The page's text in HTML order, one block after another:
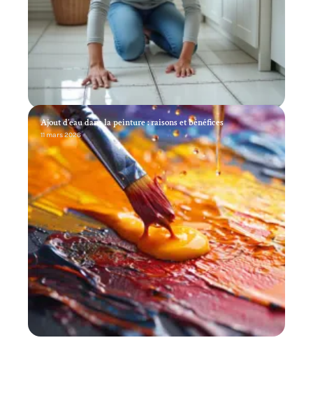
Ajout d’eau dans la peinture : raisons et bénéfices
11 mars 2026